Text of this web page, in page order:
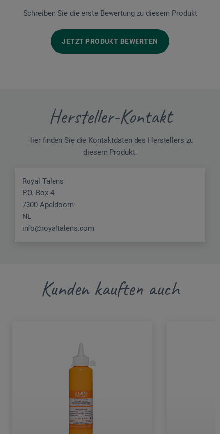
Schreiben Sie die erste Bewertung zu diesem Produkt
JETZT PRODUKT BEWERTEN
Hersteller-Kontakt
Hier finden Sie die Kontaktdaten des Herstellers zu
diesem Produkt.
Royal Talens
P.O. Box 4
7300 Apeldoorn
NL
info@royaltalens.com
Kunden kauften auch